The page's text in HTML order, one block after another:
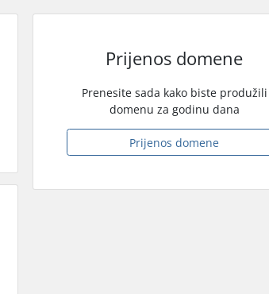
Prijenos domene
Prenesite sada kako biste produžili
domenu za godinu dana
Prijenos domene